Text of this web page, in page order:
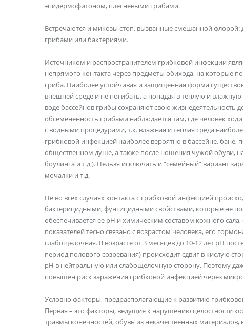
эпидермофитоном, плесневыми грибами.
Встречаются и микозы стоп, вызванные смешанной
грибами или бактериями.
Источником и распространителем грибковой инфекции
непрямого контакта через предметы обихода, на которые
гриба. Наиболее устойчивая и защищенная форма
внешней среде и не погибать, а попадая в теплую и
воде бассейнов грибы сохраняют свою жизнедеятельность
обсемененность грибами наблюдается там, где человек
с водными процедурами, т.к. влажная и теплая среда
грибковой инфекцией наиболее вероятно в бассейне,
общественном душе, а также после ношения чужой обуви,
боулинга и т.д.). Нельзя исключать и “семейный” вариант
мочалки и т.д.
Не во всех случаях контакта с грибковой инфекцией
бактерицидными, фунгицидными свойствами, которые не
обеспечивается ее рН и химическим составом кожного
показателей тесно связано с возрастом человека, его
слабощелочная. В возрасте от 3 месяцев до 10-12 лет рН
период полового созревания) происходит сдвиг в кислую
рН в нейтральную или слабощелочную сторону. Поэтому
повышен риск заражения грибковой инфекцией через
Условно факторы, предрасполагающие к развитию
Первая – это факторы, ведущие к нарушению целостности
травмы конечностей, обувь из некачественных